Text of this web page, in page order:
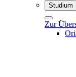
Studium
Zur